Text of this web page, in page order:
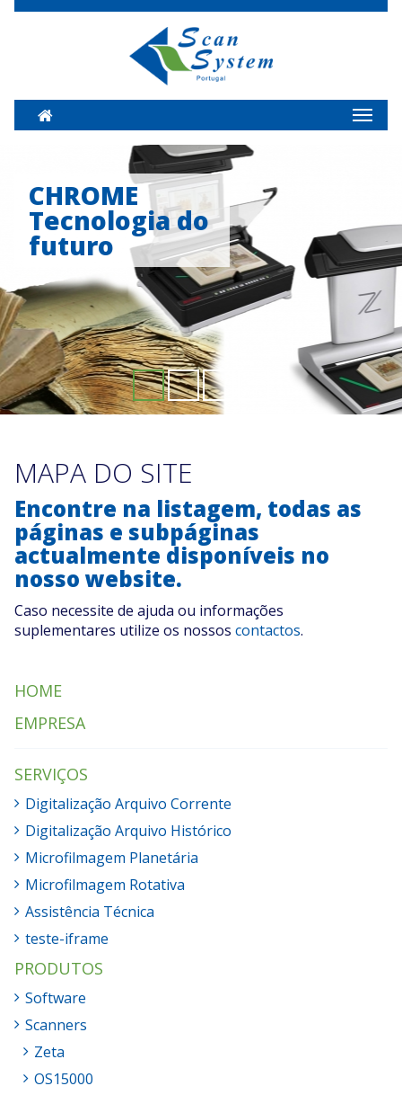
Home
CHROME
Tecnologia do
futuro
MAPA DO SITE
Encontre na listagem, todas as
páginas e subpáginas
actualmente disponíveis no
nosso website.
Caso necessite de ajuda ou informações
suplementares utilize os nossos contactos.
HOME
EMPRESA
SERVIÇOS
Digitalização Arquivo Corrente
Digitalização Arquivo Histórico
Microfilmagem Planetária
Microfilmagem Rotativa
Assistência Técnica
teste-iframe
PRODUTOS
Software
Scanners
Zeta
OS15000